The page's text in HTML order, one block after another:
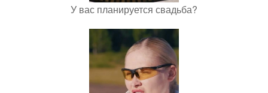
У вас планируется свадьба?